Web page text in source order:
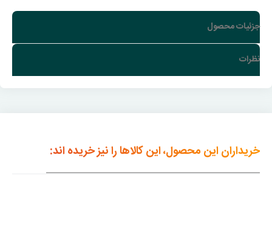
جزئیات محصول
نظرات
خریداران این محصول، این کالاها را نیز خریده اند: